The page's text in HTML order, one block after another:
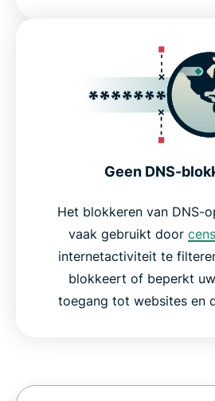
Geen DNS-
Het blokkeren van DNS-
vaak gebruikt door
internetactiviteit te
blokkeert of beperkt
toegang tot websites en